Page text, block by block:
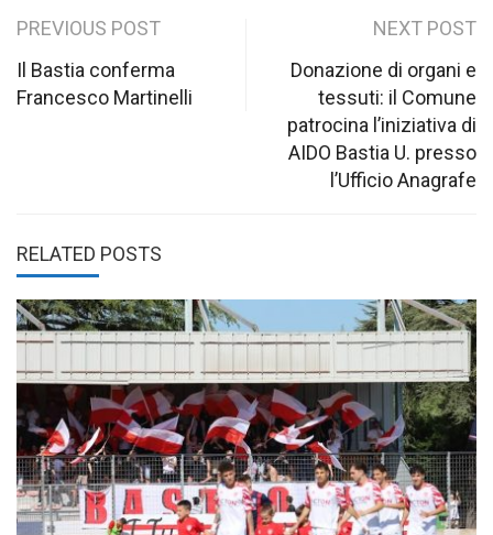
Post
navigation
PREVIOUS POST
Il Bastia conferma
Francesco Martinelli
NEXT POST
Donazione di organi e
tessuti: il Comune
patrocina l’iniziativa di
AIDO Bastia U. presso
l’Ufficio Anagrafe
RELATED POSTS